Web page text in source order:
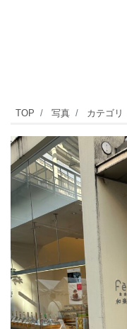
『フ
ェ
ー
ヴ
自
由
が
丘
本
店』
TOP 写真 カテゴリ